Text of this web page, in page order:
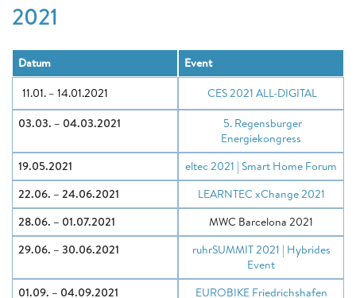
2021
Datum
Event
11.01. – 14.01.2021
CES 2021 ALL-DIGITAL
03.03. – 04.03.2021
5. Regensburger
Energiekongress
19.05.2021
eltec 2021 | Smart Home Forum
22.06. – 24.06.2021
LEARNTEC xChange 2021
28.06. – 01.07.2021
MWC Barcelona 2021
29.06. – 30.06.2021
ruhrSUMMIT 2021 | Hybrides
Event
01.09. – 04.09.2021
EUROBIKE Friedrichshafen